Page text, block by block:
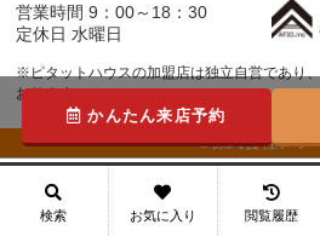
営業時間 9：00～18：30
定休日 水曜日
※ピタットハウスの加盟店は独立自営であり
おります。
©株式会社アフ
かんたん来店予約
検索 お気に入り 閲覧履歴